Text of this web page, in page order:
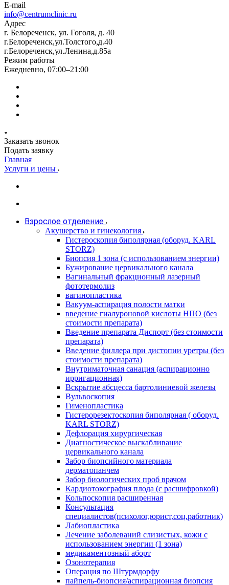
E-mail
info@centrumclinic.ru
Адрес
г. Белореченск, ул. Гоголя, д. 40
г.Белореченск,ул.Толстого,д.40
г.Белореченск,ул.Ленина,д.85а
Режим работы
Ежедневно, 07:00–21:00
Заказать звонок
Подать заявку
Главная
Услуги и цены
Взрослое отделение
Акушерство и гинекология
Гистероскопия биполярная (оборуд. KARL
STORZ)
Биопсия 1 зона (с использованием энергии)
Бужирование цервикального канала
Вагинальный фракционный лазерный
фототермолиз
вагинопластика
Вакуум-аспирация полости матки
введение гиалуроновой кислоты НПО (без
стоимости препарата)
Введение препарата Диспорт (без стоимости
препарата)
Введение филлера при дистопии уретры (без
стоимости препарата)
Внутриматочная санация (аспирационно
ирригационная)
Вскрытие абсцесса бартолиниевой железы
Вульвоскопия
Гименопластика
Гистерорезектоскопия биполярная ( оборуд.
KARL STORZ)
Дефлорация хирургическая
Диагностическое выскабливание
цервикального канала
Забор биопсийного материала
дерматопанчем
Забор биологических проб врачом
Кардиотокография плода (с расшифровкой)
Кольпоскопия расширенная
Консультация
специалистов(психолог,юрист,соц.работник)
Лабиопластика
Лечение заболеваний слизистых, кожи с
использованием энергии (1 зона)
медикаментозный аборт
Озонотерапия
Операция по Штурмдорфу
пайпель-биопсия/аспирационная биопсия